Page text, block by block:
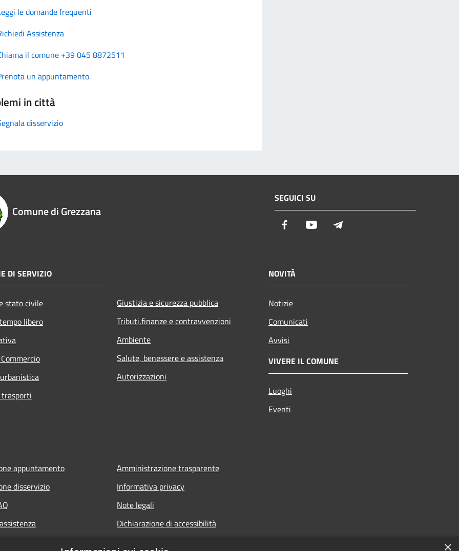
le domande frequenti
Assistenza
il comune +39 045 8872511
un appuntamento
in città
disservizio
Comune di Grezzana
SEGUICI SU
Facebook Youtube
DI SERVIZIO
stato civile
libero
Giustizia e sicurezza pubblica
Tributi,finanze e contravvenzioni
Ambiente
Salute, benessere e assistenza
Autorizzazioni
NOVITÀ
Notizie
Comunicati
Avvisi
VIVERE IL COMUNE
Luoghi
Eventi
appuntamento
disservizio
Amministrazione trasparente
Informativa privacy
Note legali
Dichiarazione di accessibilità
×